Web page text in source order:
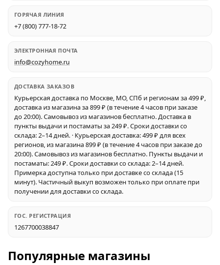
ГОРЯЧАЯ ЛИНИЯ
+7 (800) 777-18-72
ЭЛЕКТРОННАЯ ПОЧТА
info@cozyhome.ru
ДОСТАВКА ЗАКАЗОВ
Курьерская доставка по Москве, МО, СПб и регионам за 499 ₽,
доставка из магазина за 899 ₽ (в течение 4 часов при заказе
до 20:00). Самовывоз из магазинов бесплатно. Доставка в
пункты выдачи и постаматы за 249 ₽. Сроки доставки со
склада: 2–14 дней. · Курьерская доставка: 499 ₽ для всех
регионов, из магазина 899 ₽ (в течение 4 часов при заказе до
20:00). Самовывоз из магазинов бесплатно. Пункты выдачи и
постаматы: 249 ₽. Сроки доставки со склада: 2–14 дней.
Примерка доступна только при доставке со склада (15
минут). Частичный выкуп возможен только при оплате при
получении для доставки со склада.
ГОС. РЕГИСТРАЦИЯ
1267700038847
Популярные магазины